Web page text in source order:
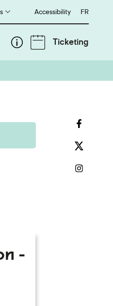
Accessibility Français
FR
Ticketing
-